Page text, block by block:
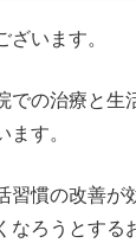
います。
での治療と
す。
習慣の改善
なろうとす